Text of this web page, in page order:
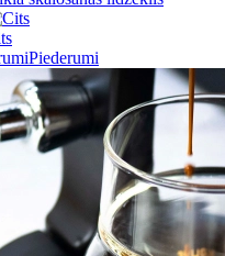
Piederumi